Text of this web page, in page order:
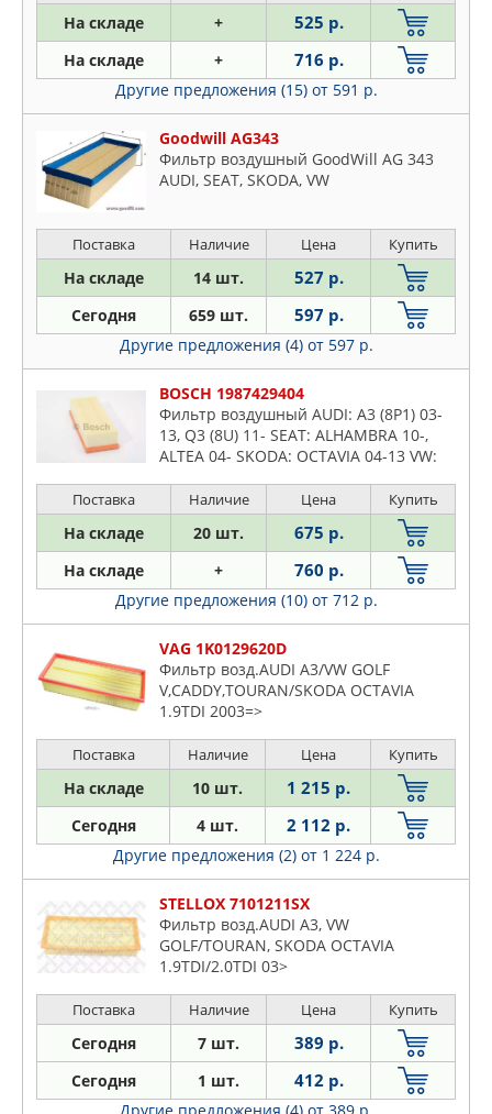
На складе + 525 р.
На складе + 716 р.
Другие предложения (15) от 591 р.
Goodwill AG343
Фильтр воздушный GoodWill AG 343
AUDI, SEAT, SKODA, VW
Поставка Наличие Цена Купить
На складе 14 шт. 527 р.
Сегодня 659 шт. 597 р.
Другие предложения (4) от 597 р.
BOSCH 1987429404
Фильтр воздушный AUDI: A3 (8P1) 03-
13, Q3 (8U) 11- SEAT: ALHAMBRA 10-,
ALTEA 04- SKODA: OCTAVIA 04-13 VW:
05-, PASSAT 05-
Поставка Наличие Цена Купить
На складе 20 шт. 675 р.
На складе + 760 р.
Другие предложения (10) от 712 р.
VAG 1K0129620D
Фильтр возд.AUDI A3/VW GOLF
V,CADDY,TOURAN/SKODA OCTAVIA
1.9TDI 2003=>
Поставка Наличие Цена Купить
На складе 10 шт. 1 215 р.
Сегодня 4 шт. 2 112 р.
Другие предложения (2) от 1 224 р.
STELLOX 7101211SX
Фильтр возд.AUDI A3, VW
GOLF/TOURAN, SKODA OCTAVIA
1.9TDI/2.0TDI 03>
Поставка Наличие Цена Купить
Сегодня 7 шт. 389 р.
Сегодня 1 шт. 412 р.